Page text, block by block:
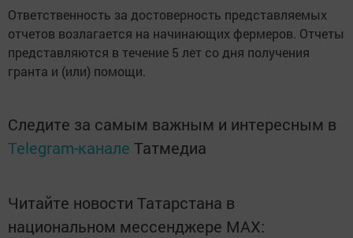
Ответственность за достоверность представляемых
отчетов возлагается на начинающих фермеров. Отчеты
представляются в течение 5 лет со дня получения
гранта и (или) помощи.
Следите за самым важным и интересным в
Telegram-канале Татмедиа
Читайте новости Татарстана в
национальном мессенджере MАХ: